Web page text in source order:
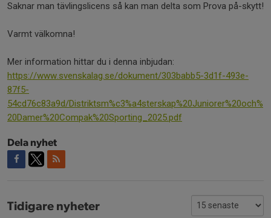
Saknar man tävlingslicens så kan man delta som Prova på-skytt!
Varmt välkomna!
Mer information hittar du i denna inbjudan:
https://www.svenskalag.se/dokument/303babb5-3d1f-493e-
87f5-
54cd76c83a9d/Distriktsm%c3%a4sterskap%20Juniorer%20och%
20Damer%20Compak%20Sporting_2025.pdf
Dela nyhet
Tidigare nyheter